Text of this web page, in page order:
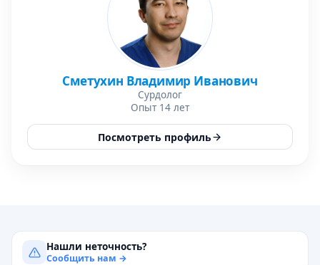
Сметухин Владимир Иванович
Сурдолог
Опыт 14 лет
Посмотреть профиль
Нашли неточность?
Сообщить нам →